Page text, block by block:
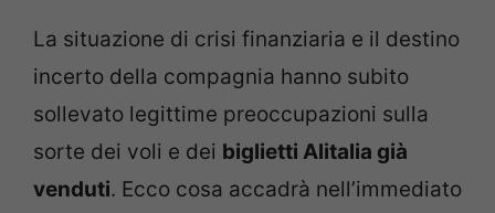
La situazione di crisi finanziaria e il destino
incerto della compagnia hanno subito
sollevato legittime preoccupazioni sulla
sorte dei voli e dei biglietti Alitalia già
venduti. Ecco cosa accadrà nell’immediato